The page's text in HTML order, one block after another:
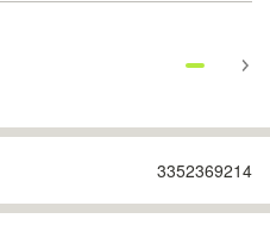
3352369214